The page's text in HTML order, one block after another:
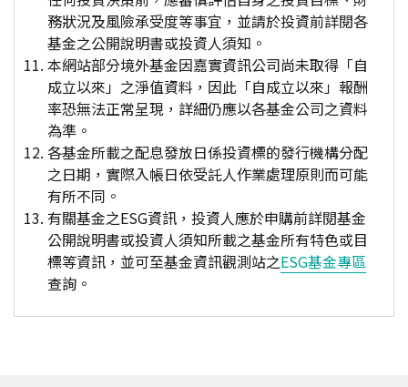
務狀況及風險承受度等事宜，並請於投資前詳閱各
基金之公開說明書或投資人須知。
本網站部分境外基金因嘉實資訊公司尚未取得「自
成立以來」之淨值資料，因此「自成立以來」報酬
率恐無法正常呈現，詳細仍應以各基金公司之資料
為準。
各基金所載之配息發放日係投資標的發行機構分配
之日期，實際入帳日依受託人作業處理原則而可能
有所不同。
有關基金之ESG資訊，投資人應於申購前詳閱基金
公開說明書或投資人須知所載之基金所有特色或目
標等資訊，並可至基金資訊觀測站之ESG基金專區
查詢。